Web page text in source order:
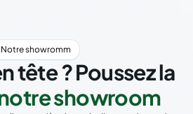
Notre showromm
tête ? Poussez la
showroom